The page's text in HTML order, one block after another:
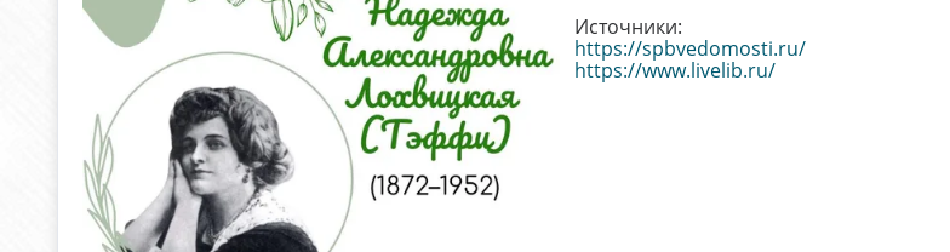
Источники:
https://spbvedomosti.ru/
https://www.livelib.ru/